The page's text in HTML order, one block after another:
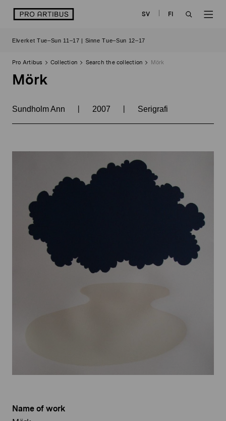
logo SV
FI
Elverket Tue–Sun 11–17 | Sinne Tue–Sun 12–17
Pro Artibus Collection Search the collection Mörk
Mörk
Sundholm Ann | 2007 | Serigrafi
Name of work